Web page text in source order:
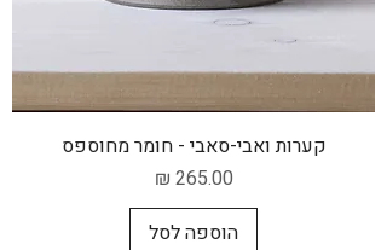
קערות ואבי-סאבי - חומר מחוספס
מחיר
הוספה לסל